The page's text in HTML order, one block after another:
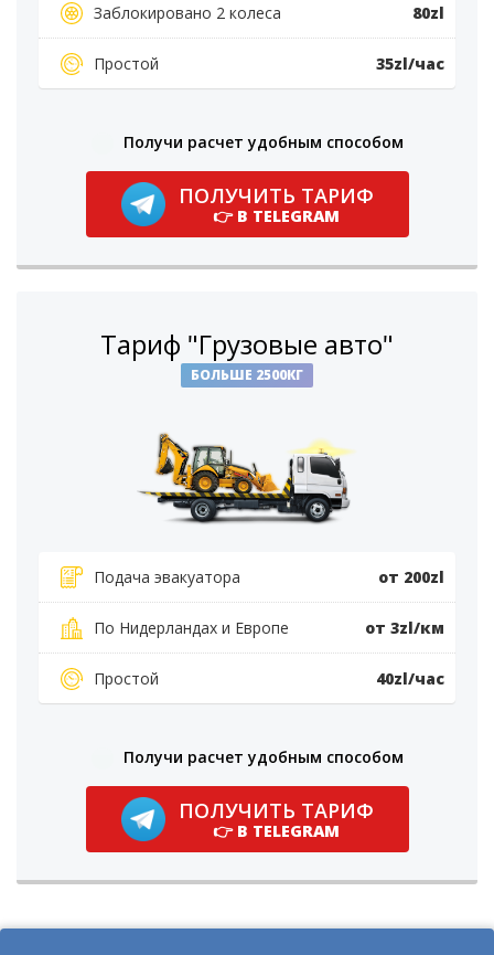
Заблокировано 2 колеса 80zl
Простой 35zl/час
Получи расчет удобным способом
ПОЛУЧИТЬ ТАРИФ
👉 В TELEGRAM
Тариф "Грузовые авто"
БОЛЬШЕ 2500КГ
Подача эвакуатора от 200zl
По Нидерландах и Европе от 3zl/км
Простой 40zl/час
Получи расчет удобным способом
ПОЛУЧИТЬ ТАРИФ
👉 В TELEGRAM